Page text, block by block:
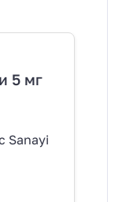
5 мг
Sanayi